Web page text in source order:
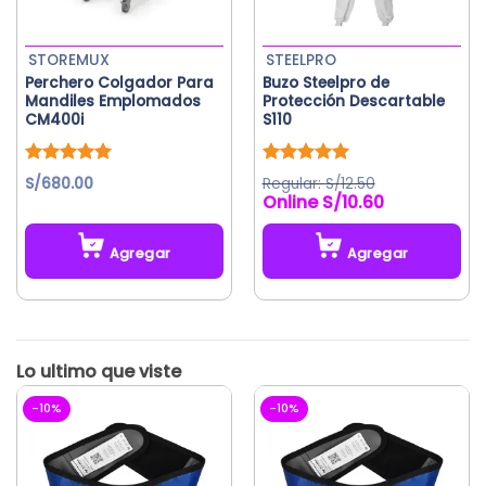
página
de
producto
Perchero Colgador Para
Mandiles Emplomados
CM400i
Valorado
con5.00
STOREMUX
S/680.00
Agregar
Buzo Steelpro de
Protección Descartable
S110
Valorado
con5.00
de 5
STEELPRO
S/12.50
S/10.60
Agregar
tiene
variantes.
Las
opciones
pueden
-10% -10%